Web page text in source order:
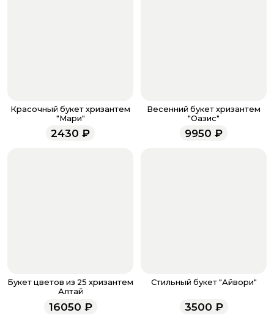
звоните по номеру телефона
8 (927) 936-71-86
напишите WhatsApp
+7 937 333-66-53. Наши
менеджеры работают ежедневно с 9.00 до 23.00 и
всегда рады проконсультировать вас.
Красочный букет хризантем
"Мари"
2430 ₽
Весенний букет хризантем
"Оазис"
9950 ₽
Букет цветов из 25 хризантем
Алтай
16050 ₽
Стильный букет "Айвори"
3500 ₽